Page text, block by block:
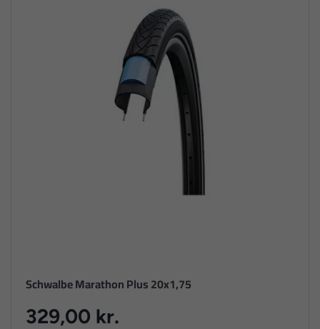
Schwalbe Marathon Plus 20x1,75
329,00 kr.